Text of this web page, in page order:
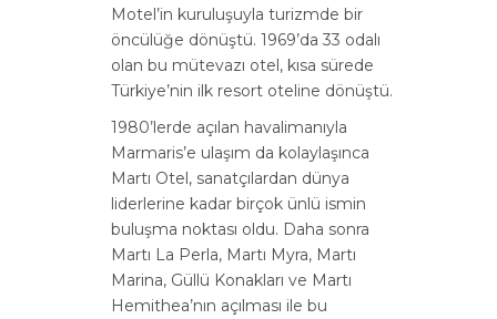
Motel’in kuruluşuyla turizmde bir
öncülüğe dönüştü. 1969’da 33 odalı
olan bu mütevazı otel, kısa sürede
Türkiye’nin ilk resort oteline dönüştü.
1980’lerde açılan havalimanıyla
Marmaris’e ulaşım da kolaylaşınca
Martı Otel, sanatçılardan dünya
liderlerine kadar birçok ünlü ismin
buluşma noktası oldu. Daha sonra
Martı La Perla, Martı Myra, Martı
Marina, Güllü Konakları ve Martı
Hemithea’nın açılması ile bu